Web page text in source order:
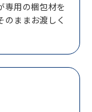
専用の梱包材を
のままお渡しく